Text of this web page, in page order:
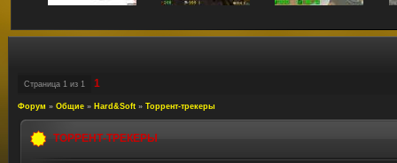
Страница 1 из 1 1
Форум » Общие » Hard&Soft » Торрент-трекеры
ТОРРЕНТ-ТРЕКЕРЫ